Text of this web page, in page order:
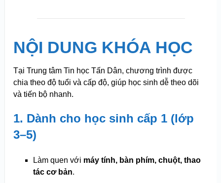
NỘI DUNG KHÓA HỌC
Tại Trung tâm Tin học Tấn Dân, chương trình được
chia theo độ tuổi và cấp độ, giúp học sinh dễ theo dõi
và tiến bộ nhanh.
1. Dành cho học sinh cấp 1 (lớp
3–5)
Làm quen với máy tính, bàn phím, chuột, thao
tác cơ bản.